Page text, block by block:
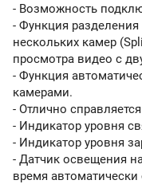
- Возможность
- Функция
нескольких камер
просмотра видео с
- Функция
камерами.
- Отлично
- Индикатор уровня
- Индикатор уровня
- Датчик освещения
время